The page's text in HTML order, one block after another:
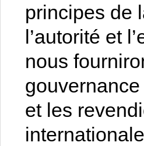
principes de
l’autorité et
nous
et les